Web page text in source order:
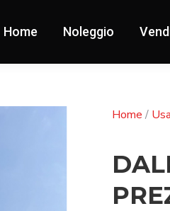
Home Noleggio
Home /